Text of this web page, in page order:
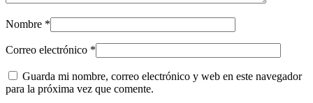
Nombre *
Correo electrónico *
Guarda mi nombre, correo electrónico y web en este navegador
para la próxima vez que comente.